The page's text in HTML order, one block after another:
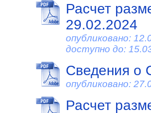
Расчет
29.02.2024
опубликовано:
доступно до:
Сведения о
опубликовано:
Расчет